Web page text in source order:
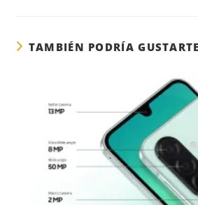
TAMBIÉN PODRÍA GUSTARTE